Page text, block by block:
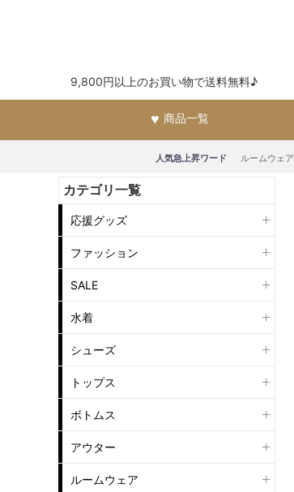
9,800円以上のお買い物で送料無料♪
商品一覧
人気急上昇ワード ルームウェア
カテゴリ一覧
応援グッズ
ファッション
SALE
水着
シューズ
トップス
ボトムス
アウター
ルームウェア